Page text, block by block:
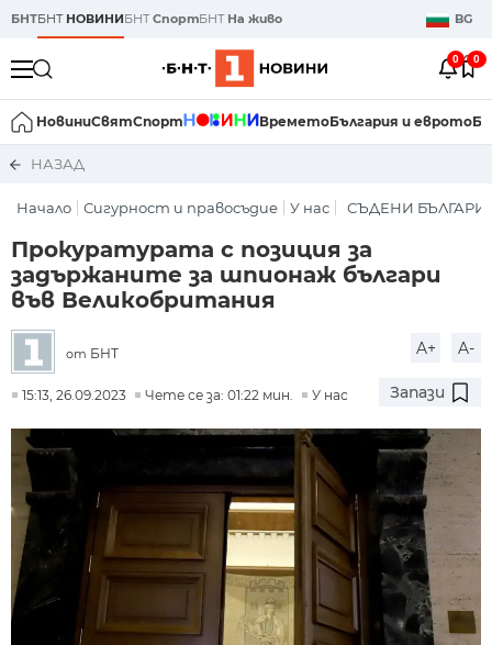
БНТБНТ НОВИНИБНТСпортБНТ На живо BG
0 0
НовиниСвятСпорт ВреметоБългария и еврото
НАЗАД
Начало Сигурност и правосъдие У нас СЪДЕНИ
Прокуратурата с позиция за
задържаните за шпионаж българи
във Великобритания
от БНТ A+ A-
15:13, 26.09.2023 Чете се за: 01:22 мин. У нас Запази